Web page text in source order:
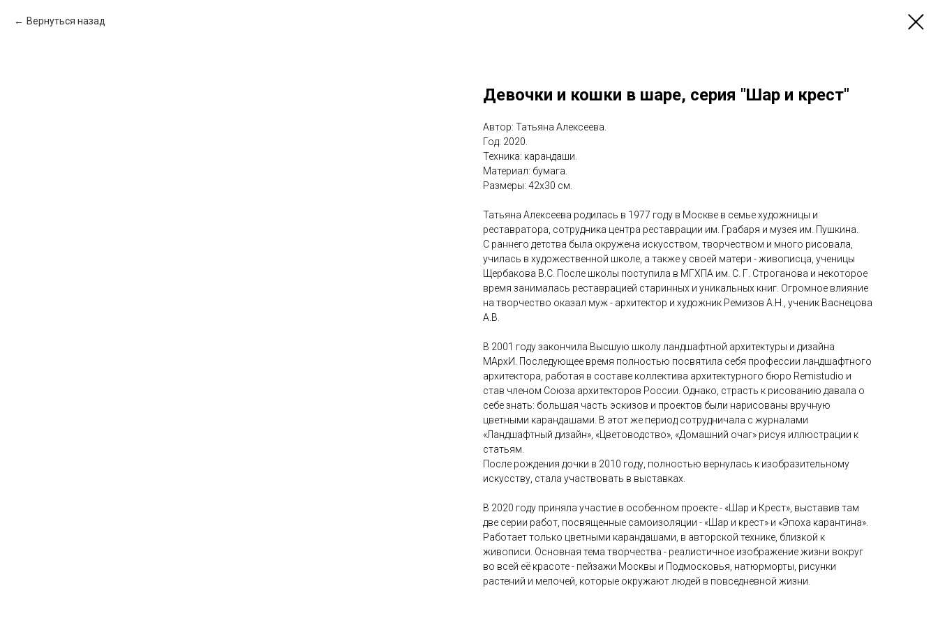
Вернуться назад
Девочки и кошки в шаре, серия "Шар и крест"
Автор: Татьяна Алексеева.
Год: 2020.
Техника: карандаши.
Материал: бумага.
Размеры: 42x30 см.
Татьяна Алексеева родилась в 1977 году в Москве в семье художницы и
реставратора, сотрудника центра реставрации им. Грабаря и музея им. Пушкина.
С раннего детства была окружена искусством, творчеством и много рисовала,
училась в художественной школе, а также у своей матери - живописца, ученицы
Щербакова В.С. После школы поступила в МГХПА им. С. Г. Строганова и некоторое
время занималась реставрацией старинных и уникальных книг. Огромное влияние
на творчество оказал муж - архитектор и художник Ремизов А.Н., ученик Васнецова
А.В.
В 2001 году закончила Высшую школу ландшафтной архитектуры и дизайна
МАрхИ. Последующее время полностью посвятила себя профессии ландшафтного
архитектора, работая в составе коллектива архитектурного бюро Remistudio и
став членом Союза архитекторов России. Однако, страсть к рисованию давала о
себе знать: большая часть эскизов и проектов были нарисованы вручную
цветными карандашами. В этот же период сотрудничала с журналами
«Ландшафтный дизайн», «Цветоводство», «Домашний очаг» рисуя иллюстрации к
статьям.
После рождения дочки в 2010 году, полностью вернулась к изобразительному
искусству, стала участвовать в выставках.
В 2020 году приняла участие в особенном проекте - «Шар и Крест», выставив там
две серии работ, посвященные самоизоляции - «Шар и крест» и «Эпоха карантина».
Работает только цветными карандашами, в авторской технике, близкой к
живописи. Основная тема творчества - реалистичное изображение жизни вокруг
во всей её красоте - пейзажи Москвы и Подмосковья, натюрморты, рисунки
растений и мелочей, которые окружают людей в повседневной жизни.